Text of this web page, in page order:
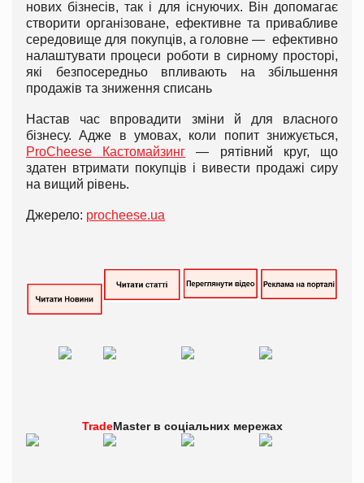
нових бізнесів, так і для існуючих. Він допомагає
створити організоване, ефективне та привабливе
середовище для покупців, а головне — ефективно
налаштувати процеси роботи в сирному просторі,
які безпосередньо впливають на збільшення
продажів та зниження списань
Настав час впровадити зміни й для власного
бізнесу. Адже в умовах, коли попит знижується,
ProCheese Кастомайзинг — рятівний круг, що
здатен втримати покупців і вивести продажі сиру
на вищий рівень.
Джерело: procheese.ua
TradeMaster в соціальних мережах